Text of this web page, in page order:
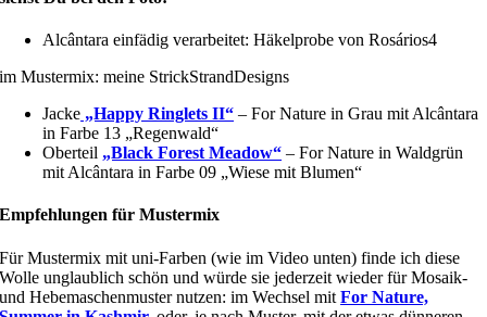
Alcântara einfädig verarbeitet: Häkelprobe von Rosários4
im Mustermix: meine StrickStrandDesigns
Jacke „Happy Ringlets II“ – For Nature in Grau mit Alcântara
in Farbe 13 „Regenwald“
Oberteil „Black Forest Meadow“ – For Nature in Waldgrün
mit Alcântara in Farbe 09 „Wiese mit Blumen“
Empfehlungen für Mustermix
Für Mustermix mit uni-Farben (wie im Video unten) finde ich diese
Wolle unglaublich schön und würde sie jederzeit wieder für Mosaik-
und Hebemaschenmuster nutzen: im Wechsel mitFor Nature,